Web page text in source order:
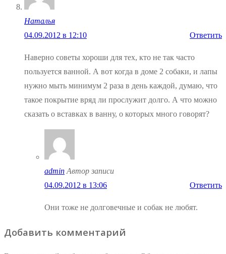
Наталья
04.09.2012 в 12:10
Ответить
Наверно советы хороши для тех, кто не так часто
пользуется ванной. А вот когда в доме 2 собаки, и лапы
нужно мыть минимум 2 раза в день каждой, думаю, что
такое покрытие вряд ли прослужит долго. А что можно
сказать о вставках в ванну, о которых много говорят?
admin Автор записи
04.09.2012 в 13:06
Ответить
Они тоже не долговечные и собак не любят.
Добавить комментарий